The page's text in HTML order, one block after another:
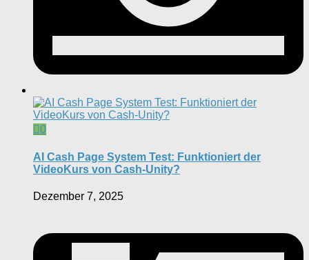
0
AI Cash Page System Test: Funktioniert der
VideoKurs von Cash-Unity?
Dezember 7, 2025